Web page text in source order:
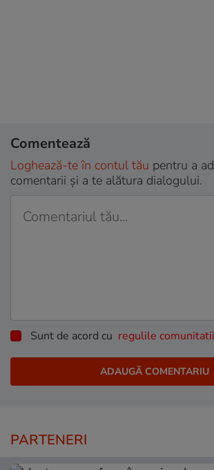
Comentează
Loghează-te în contul tău pentru a
comentarii și a te alătura dialogului.
Sunt de acord cu regulile comunitatii
PARTENERI